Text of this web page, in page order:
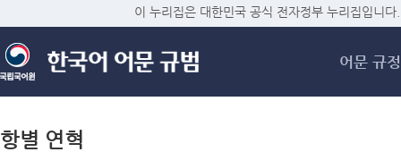
메
이 누리집은 대한민국 공식 전자정부 누리집입니다.
어문 규정
항별 연혁